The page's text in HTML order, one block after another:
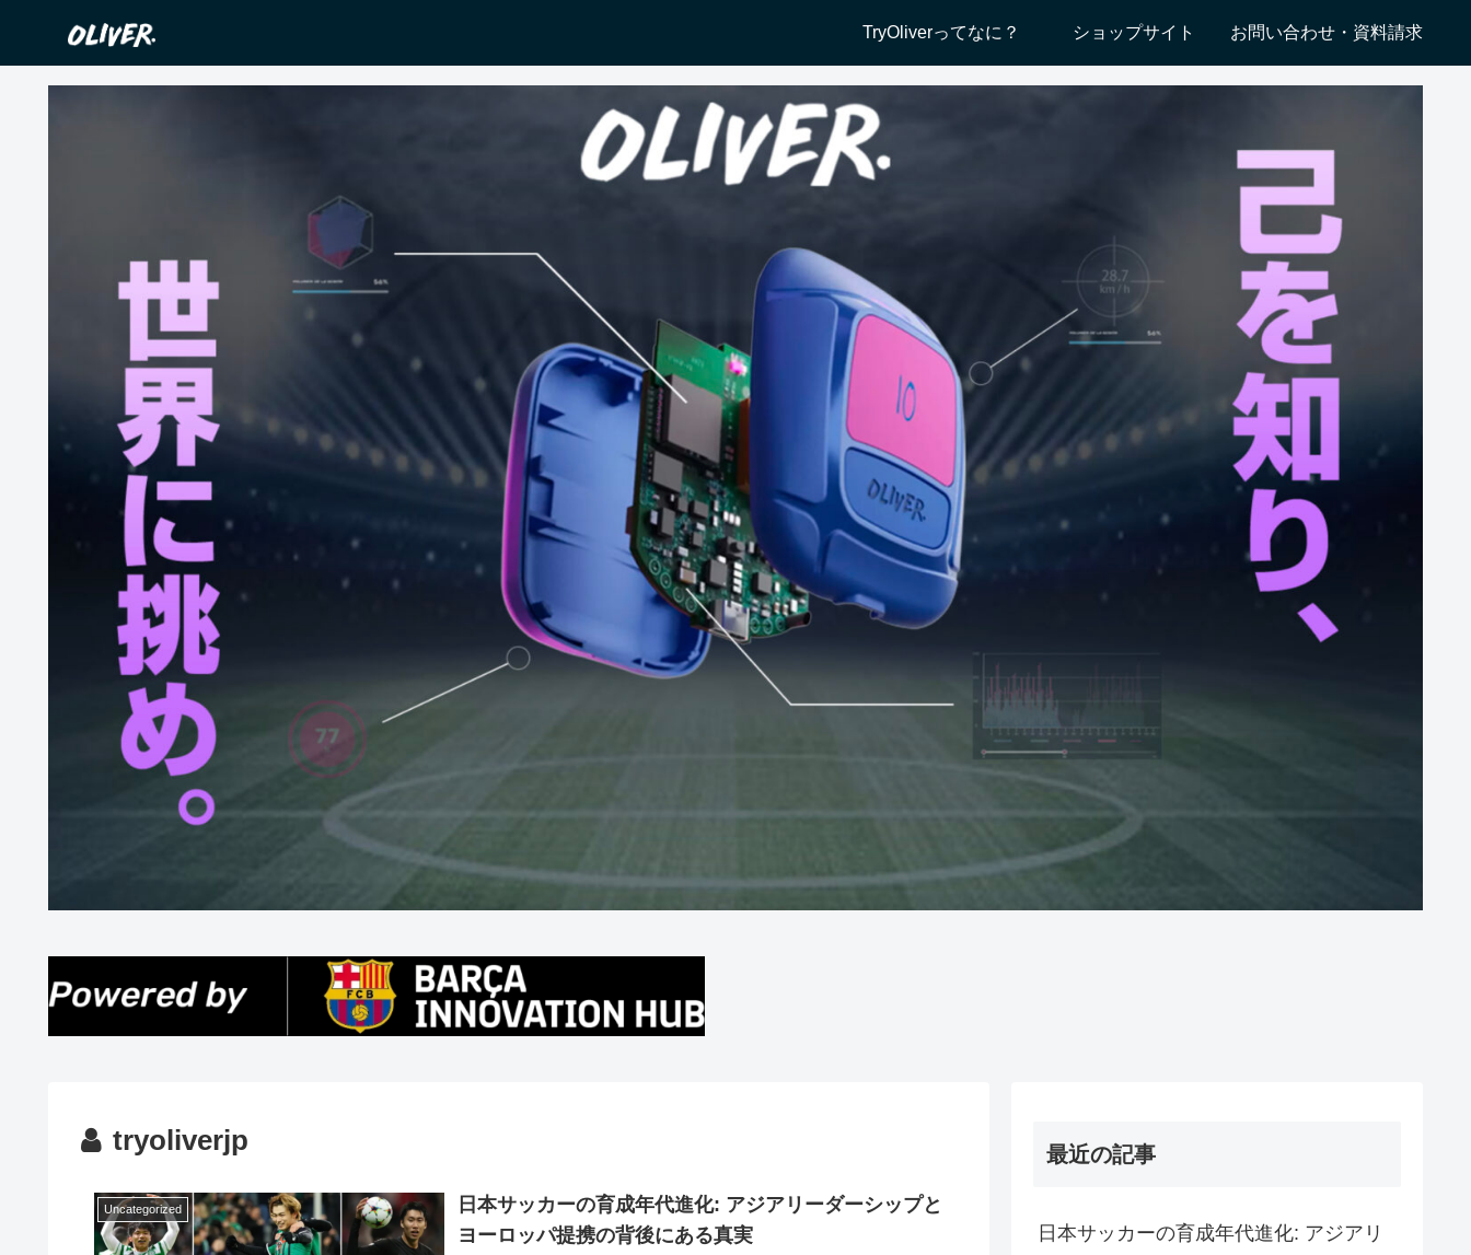
TryOliverってなに？ ショップサイト お問い合わせ・資料請求
tryoliverjp
Uncategorized
日本サッカーの育成年代進化: アジアリーダーシップと
ヨーロッパ提携の背後にある真実
最近の記事
日本サッカーの育成年代進化: アジアリ